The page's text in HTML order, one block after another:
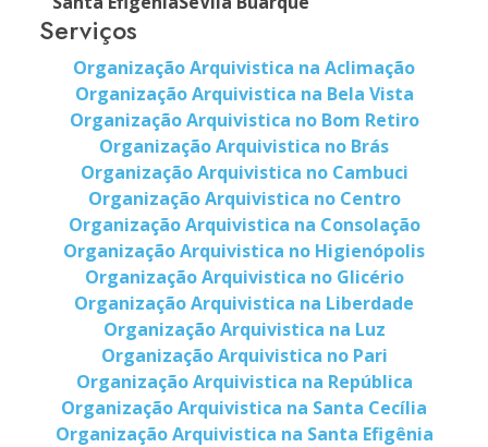
Serviços
Organização Arquivistica na Aclimação
Organização Arquivistica na Bela Vista
Organização Arquivistica no Bom Retiro
Organização Arquivistica no Brás
Organização Arquivistica no Cambuci
Organização Arquivistica no Centro
Organização Arquivistica na Consolação
Organização Arquivistica no Higienópolis
Organização Arquivistica no Glicério
Organização Arquivistica na Liberdade
Organização Arquivistica na Luz
Organização Arquivistica no Pari
Organização Arquivistica na República
Organização Arquivistica na Santa Cecília
Organização Arquivistica na Santa Efigênia